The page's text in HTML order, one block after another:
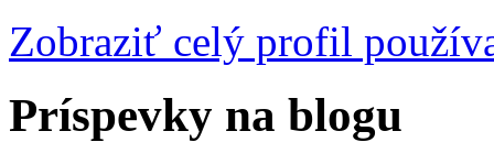
Zobraziť celý profil
Príspevky na blogu